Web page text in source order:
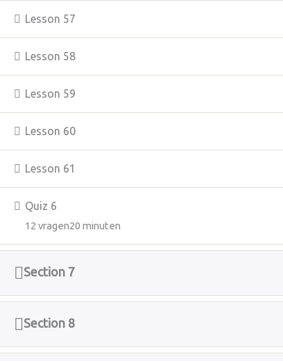
Lesson 57
Lesson 58
Lesson 59
Lesson 60
Lesson 61
Quiz 6
20 minuten
12 vragen
Section 7
Section 8